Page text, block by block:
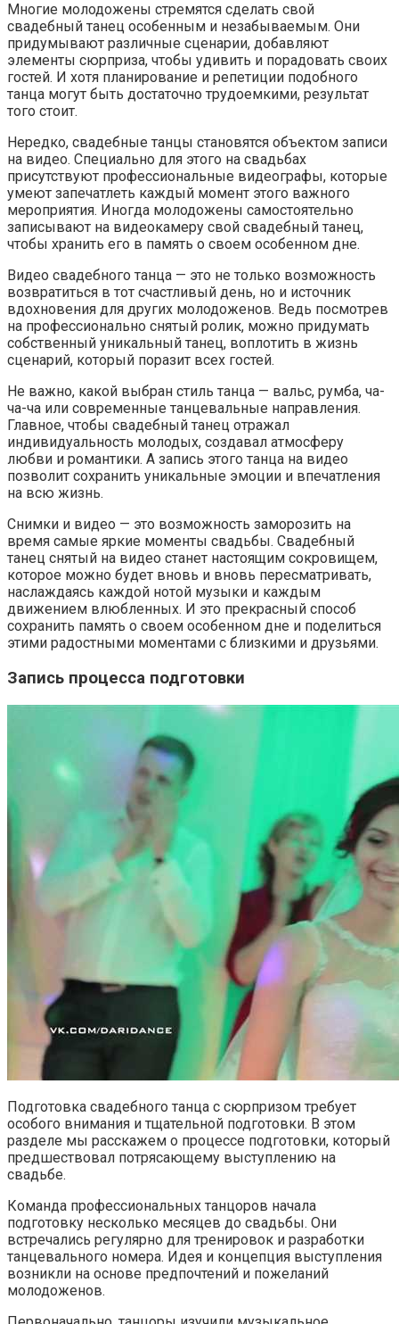
Многие молодожены стремятся сделать свой
свадебный танец особенным и незабываемым. Они
придумывают различные сценарии, добавляют
элементы сюрприза, чтобы удивить и порадовать своих
гостей. И хотя планирование и репетиции подобного
танца могут быть достаточно трудоемкими, результат
того стоит.
Нередко, свадебные танцы становятся объектом записи
на видео. Специально для этого на свадьбах
присутствуют профессиональные видеографы, которые
умеют запечатлеть каждый момент этого важного
мероприятия. Иногда молодожены самостоятельно
записывают на видеокамеру свой свадебный танец,
чтобы хранить его в память о своем особенном дне.
Видео свадебного танца — это не только возможность
возвратиться в тот счастливый день, но и источник
вдохновения для других молодоженов. Ведь посмотрев
на профессионально снятый ролик, можно придумать
собственный уникальный танец, воплотить в жизнь
сценарий, который поразит всех гостей.
Не важно, какой выбран стиль танца — вальс, румба, ча-
ча-ча или современные танцевальные направления.
Главное, чтобы свадебный танец отражал
индивидуальность молодых, создавал атмосферу
любви и романтики. А запись этого танца на видео
позволит сохранить уникальные эмоции и впечатления
на всю жизнь.
Снимки и видео — это возможность заморозить на
время самые яркие моменты свадьбы. Свадебный
танец снятый на видео станет настоящим сокровищем,
которое можно будет вновь и вновь пересматривать,
наслаждаясь каждой нотой музыки и каждым
движением влюбленных. И это прекрасный способ
сохранить память о своем особенном дне и поделиться
этими радостными моментами с близкими и друзьями.
Запись процесса подготовки
Подготовка свадебного танца с сюрпризом требует
особого внимания и тщательной подготовки. В этом
разделе мы расскажем о процессе подготовки, который
предшествовал потрясающему выступлению на
свадьбе.
Команда профессиональных танцоров начала
подготовку несколько месяцев до свадьбы. Они
встречались регулярно для тренировок и разработки
танцевального номера. Идея и концепция выступления
возникли на основе предпочтений и пожеланий
молодоженов.